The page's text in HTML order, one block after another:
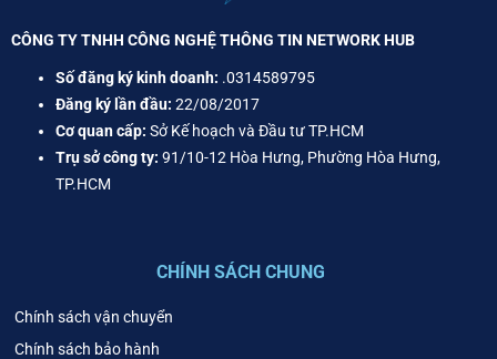
CÔNG TY TNHH CÔNG NGHỆ THÔNG TIN NETWORK HUB
Số đăng ký kinh doanh: .0314589795
Đăng ký lần đầu: 22/08/2017
Cơ quan cấp: Sở Kế hoạch và Đầu tư TP.HCM
Trụ sở công ty: 91/10-12 Hòa Hưng, Phường Hòa Hưng,
TP.HCM
CHÍNH SÁCH CHUNG
Chính sách vận chuyển
Chính sách bảo hành